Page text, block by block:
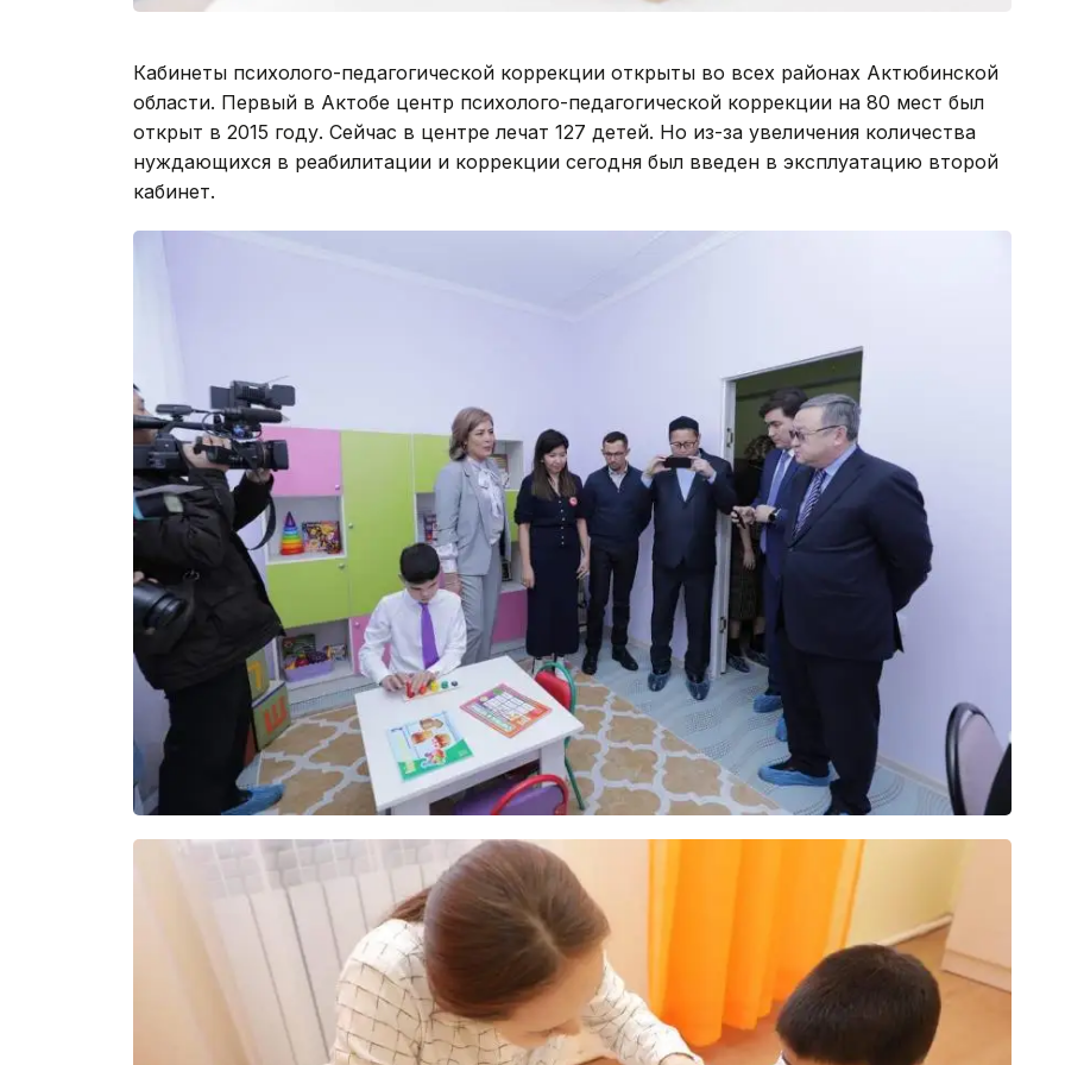
Кабинеты психолого-педагогической коррекции открыты во всех районах Актюбинской
области. Первый в Актобе центр психолого-педагогической коррекции на 80 мест был
открыт в 2015 году. Сейчас в центре лечат 127 детей. Но из-за увеличения количества
нуждающихся в реабилитации и коррекции сегодня был введен в эксплуатацию второй
кабинет.